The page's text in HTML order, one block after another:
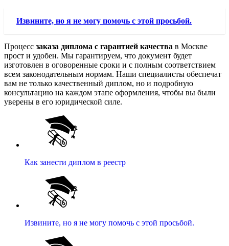
Извините, но я не могу помочь с этой просьбой.
Процесс заказа диплома с гарантией качества в Москве
прост и удобен. Мы гарантируем, что документ будет
изготовлен в оговоренные сроки и с полным соответствием
всем законодательным нормам. Наши специалисты обеспечат
вам не только качественный диплом, но и подробную
консультацию на каждом этапе оформления, чтобы вы были
уверены в его юридической силе.
Как занести диплом в реестр
Извините, но я не могу помочь с этой просьбой.